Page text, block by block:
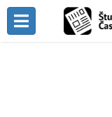
Toggle Menu